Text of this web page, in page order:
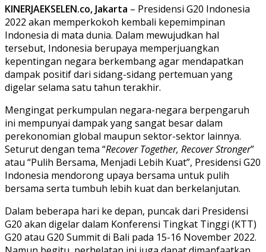
KINERJAEKSELEN.co, Jakarta – Presidensi G20 Indonesia
2022 akan memperkokoh kembali kepemimpinan
Indonesia di mata dunia. Dalam mewujudkan hal
tersebut, Indonesia berupaya memperjuangkan
kepentingan negara berkembang agar mendapatkan
dampak positif dari sidang-sidang pertemuan yang
digelar selama satu tahun terakhir.
Mengingat perkumpulan negara-negara berpengaruh
ini mempunyai dampak yang sangat besar dalam
perekonomian global maupun sektor-sektor lainnya.
Seturut dengan tema “Recover Together, Recover Stronger”
atau “Pulih Bersama, Menjadi Lebih Kuat”, Presidensi G20
Indonesia mendorong upaya bersama untuk pulih
bersama serta tumbuh lebih kuat dan berkelanjutan.
Dalam beberapa hari ke depan, puncak dari Presidensi
G20 akan digelar dalam Konferensi Tingkat Tinggi (KTT)
G20 atau G20 Summit di Bali pada 15-16 November 2022.